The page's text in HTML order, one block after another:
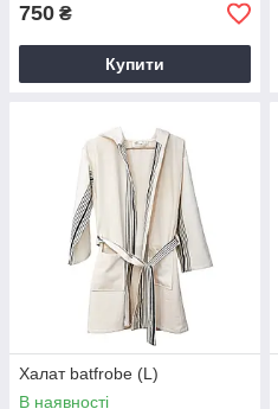
750 ₴
Купити
Халат batfrobe (L)
В наявності